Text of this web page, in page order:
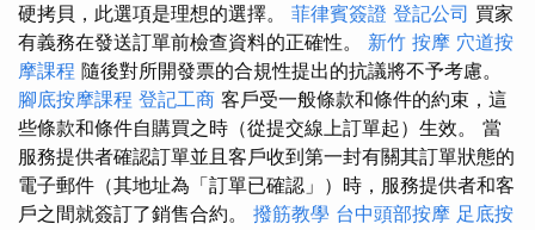
硬拷貝，此選項是理想的選擇。 菲律賓簽證 登記公司 買家
有義務在發送訂單前檢查資料的正確性。 新竹 按摩 穴道按
摩課程 隨後對所開發票的合規性提出的抗議將不予考慮。
腳底按摩課程 登記工商 客戶受一般條款和條件的約束，這
些條款和條件自購買之時（從提交線上訂單起）生效。 當
服務提供者確認訂單並且客戶收到第一封有關其訂單狀態的
電子郵件（其地址為「訂單已確認」）時，服務提供者和客
戶之間就簽訂了銷售合約。 撥筋教學 台中頭部按摩 足底按